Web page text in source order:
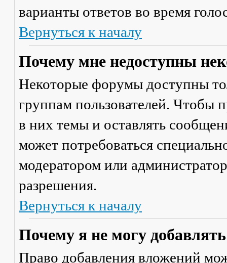
варианты ответов во время
Вернуться к началу
Почему мне недоступны
Некоторые форумы доступны
группам пользователей. Чтобы
в них темы и оставлять
может потребоваться
модератором или
разрешения.
Вернуться к началу
Почему я не могу
Право добавления вложений